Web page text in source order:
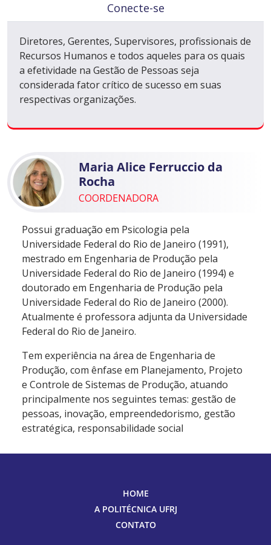
Conecte-se
Diretores, Gerentes, Supervisores, profissionais de
Recursos Humanos e todos aqueles para os quais
a efetividade na Gestão de Pessoas seja
considerada fator crítico de sucesso em suas
respectivas organizações.
Maria Alice Ferruccio da
Rocha
COORDENADORA
Possui graduação em Psicologia pela
Universidade Federal do Rio de Janeiro (1991),
mestrado em Engenharia de Produção pela
Universidade Federal do Rio de Janeiro (1994) e
doutorado em Engenharia de Produção pela
Universidade Federal do Rio de Janeiro (2000).
Atualmente é professora adjunta da Universidade
Federal do Rio de Janeiro.
Tem experiência na área de Engenharia de
Produção, com ênfase em Planejamento, Projeto
e Controle de Sistemas de Produção, atuando
principalmente nos seguintes temas: gestão de
pessoas, inovação, empreendedorismo, gestão
estratégica, responsabilidade social
HOME
A POLITÉCNICA UFRJ
CONTATO